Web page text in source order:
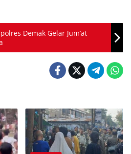
Demak Gelar Jum’at